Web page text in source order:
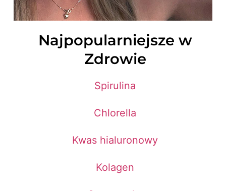
Najpopularniejsze w
Zdrowie
Spirulina
Chlorella
Kwas hialuronowy
Kolagen